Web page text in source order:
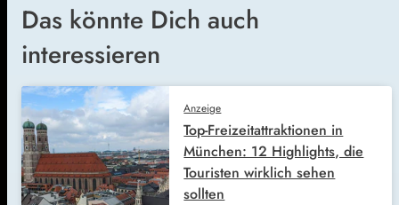
Das könnte Dich auch
interessieren
Anzeige
Top-Freizeitattraktionen in
München: 12 Highlights, die
Touristen wirklich sehen
sollten